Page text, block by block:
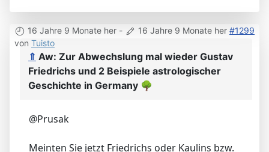
16 Jahre 9 Monate her - 16 Jahre 9 Monate her #1299
von Tuisto
⇑ Aw: Zur Abwechslung mal wieder Gustav
Friedrichs und 2 Beispiele astrologischer
Geschichte in Germany 🌳
@Prusak
Meinten Sie jetzt Friedrichs oder Kaulins bzw.